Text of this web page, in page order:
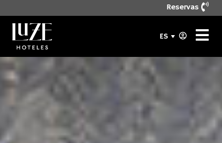
Reservas
ES